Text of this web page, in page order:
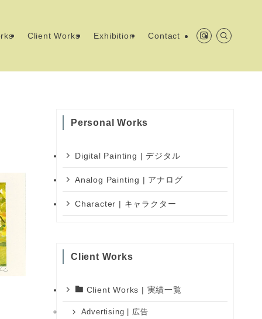
Client Works Exhibition Contact
Personal Works
Digital Painting | デジタル
Analog Painting | アナログ
Character | キャラクター
Client Works
Client Works | 実績一覧
Advertising | 広告